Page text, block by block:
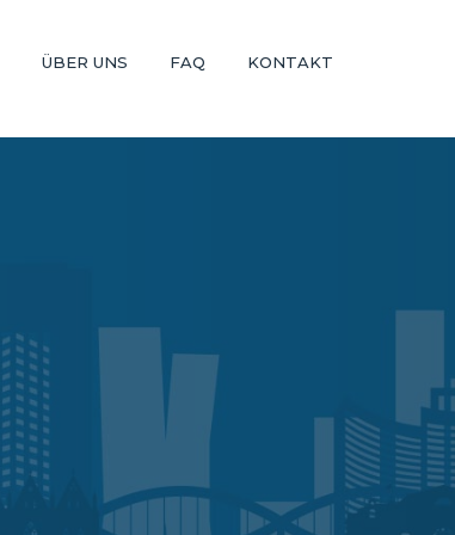
ÜBER UNS FAQ KONTAKT